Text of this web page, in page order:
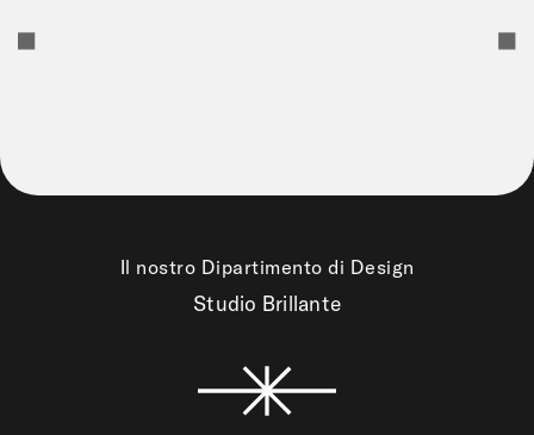
Il nostro Dipartimento di Design
Studio Brillante